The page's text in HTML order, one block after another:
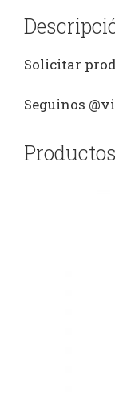
Solicitar
Seguinos